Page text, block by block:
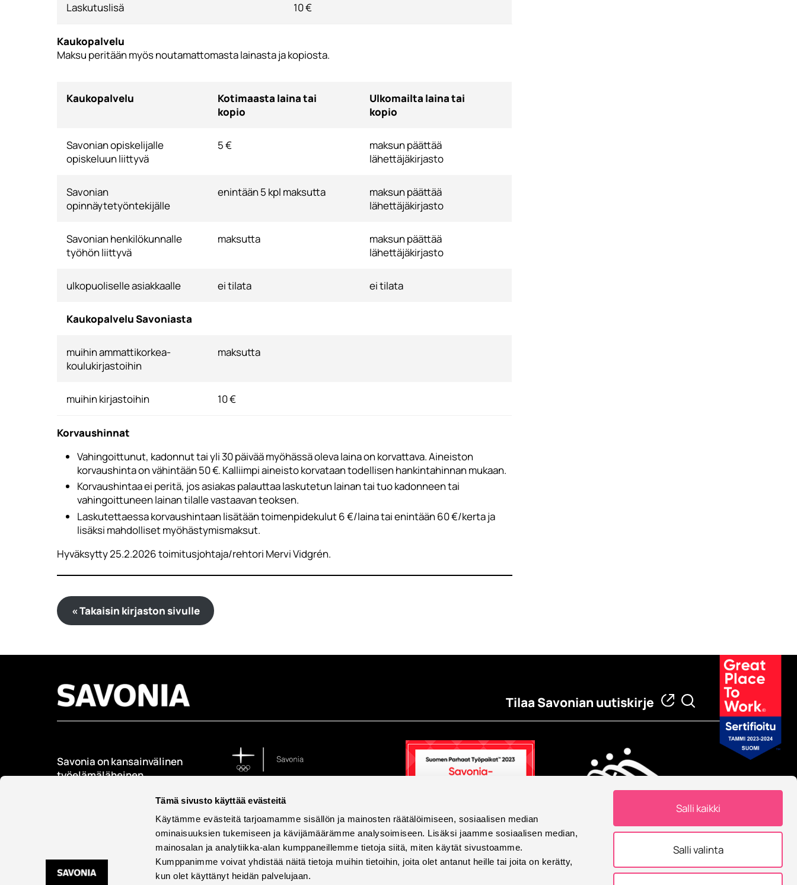
Tämä sivusto käyttää evästeitä
Käytämme evästeitä tarjoamamme sisällön ja mainosten räätälöimiseen, sosiaalisen median
ominaisuuksien tukemiseen ja kävijämäärämme analysoimiseen. Lisäksi jaamme sosiaalisen median,
mainosalan ja analytiikka-alan kumppaneillemme tietoja siitä, miten käytät sivustoamme.
Kumppanimme voivat yhdistää näitä tietoja muihin tietoihin, joita olet antanut heille tai joita on kerätty,
kun olet käyttänyt heidän palvelujaan.
Salli kaikki
Salli valinta
Laskutuslisä 10 €
Kaukopalvelu
Maksu peritään myös noutamattomasta lainasta ja kopiosta.
Kaukopalvelu
Kotimaasta laina tai
kopio
Ulkomailta laina tai
kopio
Savonian opiskelijalle
opiskeluun liittyvä
5 €
maksun päättää
lähettäjäkirjasto
Savonian
opinnäytetyöntekijälle
enintään 5 kpl maksutta
maksun päättää
lähettäjäkirjasto
Savonian henkilökunnalle
työhön liittyvä
maksutta
maksun päättää
lähettäjäkirjasto
ulkopuoliselle asiakkaalle ei tilata ei tilata
Kaukopalvelu Savoniasta
muihin ammattikorkea-
koulukirjastoihin
maksutta
muihin kirjastoihin 10 €
Korvaushinnat
Vahingoittunut, kadonnut tai yli 30 päivää myöhässä oleva laina on korvattava. Aineiston
korvaushinta on vähintään 50 €. Kalliimpi aineisto korvataan todellisen hankintahinnan mukaan.
Korvaushintaa ei peritä, jos asiakas palauttaa laskutetun lainan tai tuo kadonneen tai
vahingoittuneen lainan tilalle vastaavan teoksen.
Laskutettaessa korvaushintaan lisätään toimenpidekulut 6 €/laina tai enintään 60 €/kerta ja
lisäksi mahdolliset myöhästymismaksut.
Hyväksytty 25.2.2026 toimitusjohtaja/rehtori Mervi Vidgrén.
« Takaisin kirjaston sivulle
Tilaa Savonian uutiskirje
Savonia on kansainvälinen
työelämäläheinen
kouluttaa, tutkii, kehittää
Eurooppalainen yliopisto
Eurooppalainen yliopisto -
allianssissa.